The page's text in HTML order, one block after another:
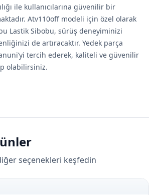
ile kullanıcılarına güvenilir bir
Atv110off modeli için özel olarak
Lastik Sibobu, sürüş deneyiminizi
de artıracaktır. Yedek parça
tercih ederek, kaliteli ve güvenilir
olabilirsiniz.
seçenekleri keşfedin